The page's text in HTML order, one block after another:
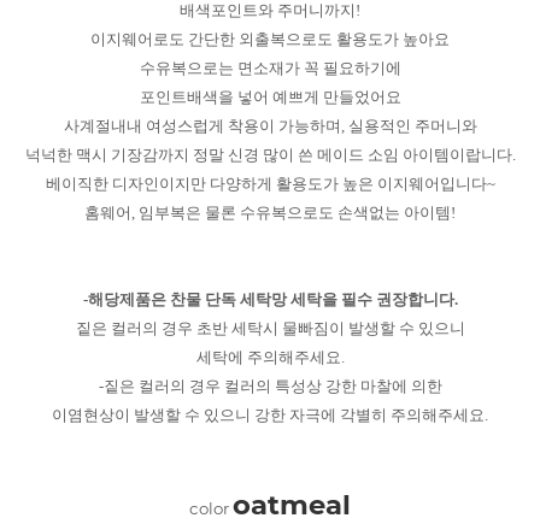
배색포인트와 주머니까지!
이지웨어로도 간단한 외출복으로도 활용도가 높아요
수유복으로는 면소재가 꼭 필요하기에
포인트배색을 넣어 예쁘게 만들었어요
사계절내내 여성스럽게 착용이 가능하며, 실용적인 주머니와
넉넉한 맥시 기장감까지 정말 신경 많이 쓴 메이드 소임 아이템이랍니다.
베이직한 디자인이지만 다양하게 활용도가 높은 이지웨어입니다~
홈웨어, 임부복은 물론 수유복으로도 손색없는 아이템!
-해당제품은 찬물 단독 세탁망 세탁을 필수 권장합니다.
짙은 컬러의 경우 초반 세탁시 물빠짐이 발생할 수 있으니
세탁에 주의해주세요.
-짙은 컬러의 경우 컬러의 특성상 강한 마찰에 의한
이염현상이 발생할 수 있으니 강한 자극에 각별히 주의해주세요.
coloroatmeal